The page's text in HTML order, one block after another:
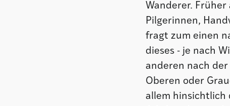
Wanderer.
Pilgerinnen,
fragt zum einen
dieses - je nach
anderen nach
Oberen oder
allem hinsichtlich